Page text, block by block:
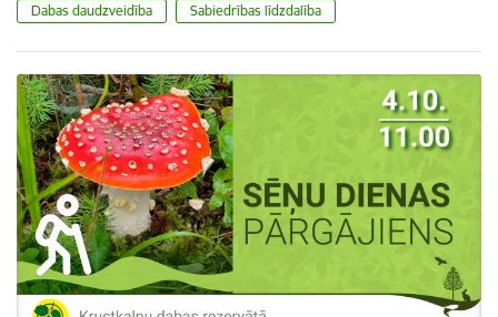
Dabas daudzveidība Sabiedrības līdzdalība